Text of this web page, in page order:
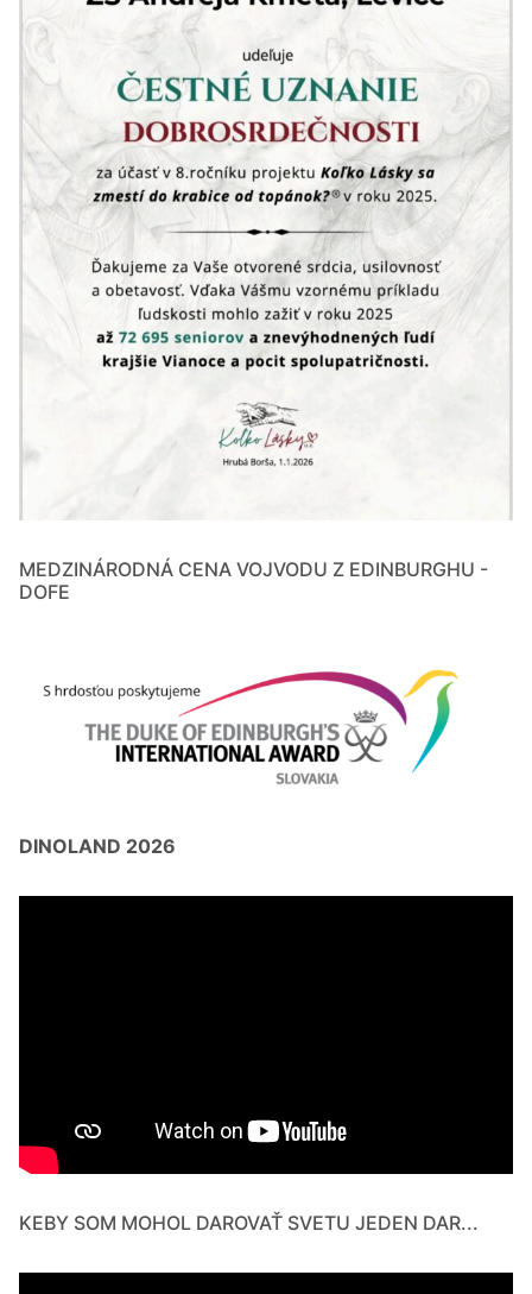
MEDZINÁRODNÁ CENA VOJVODU Z EDINBURGHU -
DOFE
DINOLAND 2026
KEBY SOM MOHOL DAROVAŤ SVETU JEDEN DAR...